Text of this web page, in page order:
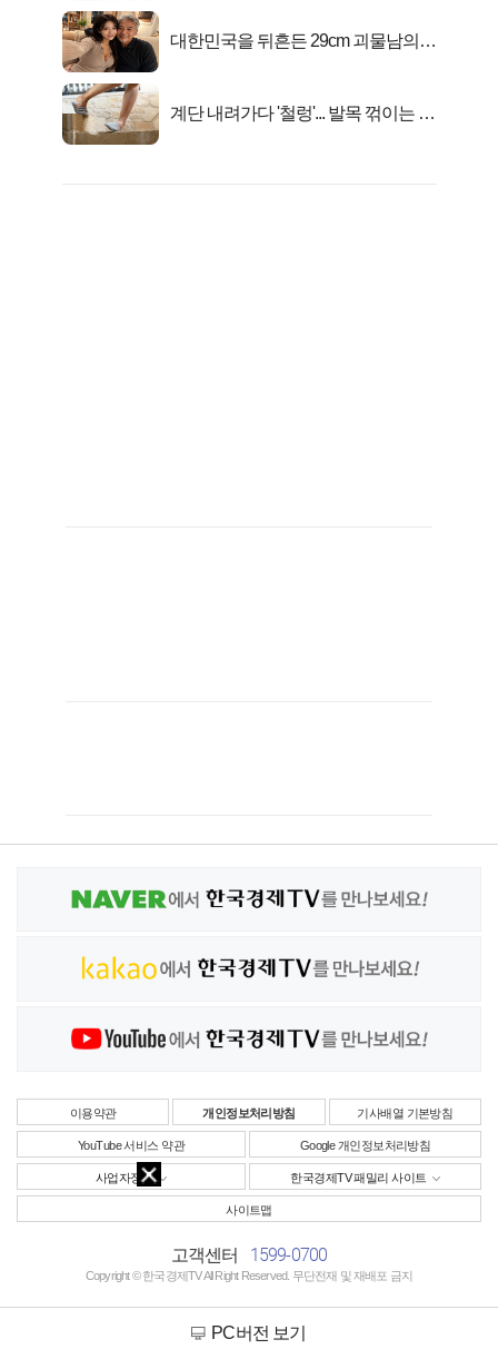
대한민국을 뒤흔든 29cm 괴물남의
계단 내려가다 '철렁'... 발목 꺾이는 이
이용약관 개인정보처리방침 기사배열 기본방침
YouTube 서비스 약관 Google 개인정보처리방침
사업자정보 한국경제TV 패밀리 사이트
사이트맵
고객센터 1599-0700
Copyright © 한국경제TV All Right Reserved. 무단전재 및 재배포 금지
PC버전 보기